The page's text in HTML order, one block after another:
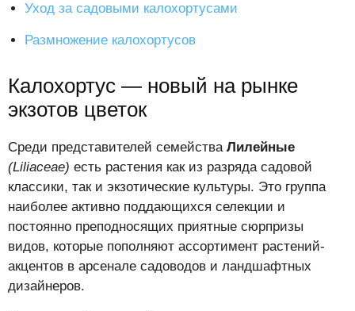
Уход за садовыми калохортусами
Размножение калохортусов
Калохортус — новый на рынке
экзотов цветок
Среди представителей семейства Лилейные
(Liliaceae) есть растения как из разряда садовой
классики, так и экзотические культуры. Это группа
наиболее активно поддающихся селекции и
постоянно преподносящих приятные сюрпризы
видов, которые пополняют ассортимент растений-
акцентов в арсенале садоводов и ландшафтных
дизайнеров.